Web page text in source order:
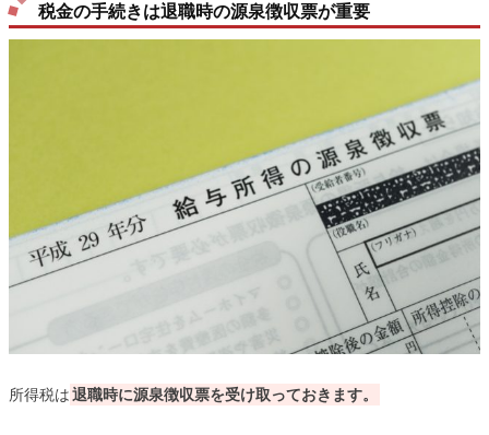
税金の手続きは退職時の源泉徴収票が重要
所得税は退職時に源泉徴収票を受け取っておきます。